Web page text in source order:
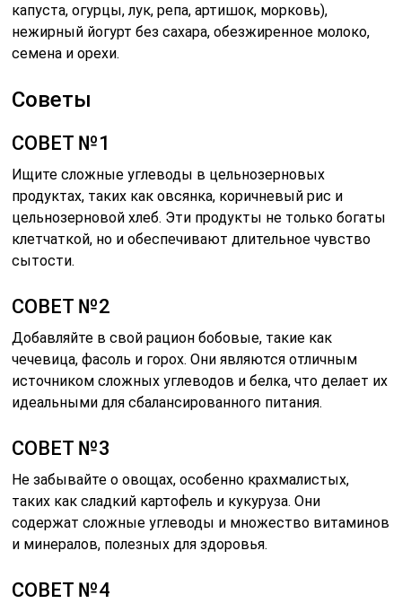
капуста, огурцы, лук, репа, артишок, морковь),
нежирный йогурт без сахара, обезжиренное молоко,
семена и орехи.
Советы
СОВЕТ №1
Ищите сложные углеводы в цельнозерновых
продуктах, таких как овсянка, коричневый рис и
цельнозерновой хлеб. Эти продукты не только богаты
клетчаткой, но и обеспечивают длительное чувство
сытости.
СОВЕТ №2
Добавляйте в свой рацион бобовые, такие как
чечевица, фасоль и горох. Они являются отличным
источником сложных углеводов и белка, что делает их
идеальными для сбалансированного питания.
СОВЕТ №3
Не забывайте о овощах, особенно крахмалистых,
таких как сладкий картофель и кукуруза. Они
содержат сложные углеводы и множество витаминов
и минералов, полезных для здоровья.
СОВЕТ №4